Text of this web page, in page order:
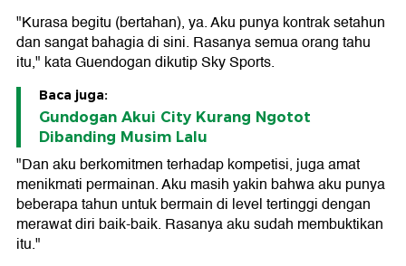
"Kurasa begitu (bertahan), ya. Aku punya kontrak setahun
dan sangat bahagia di sini. Rasanya semua orang tahu
itu," kata Guendogan dikutip Sky Sports.
Baca juga:
Gundogan Akui City Kurang Ngotot
Dibanding Musim Lalu
"Dan aku berkomitmen terhadap kompetisi, juga amat
menikmati permainan. Aku masih yakin bahwa aku punya
beberapa tahun untuk bermain di level tertinggi dengan
merawat diri baik-baik. Rasanya aku sudah membuktikan
itu."